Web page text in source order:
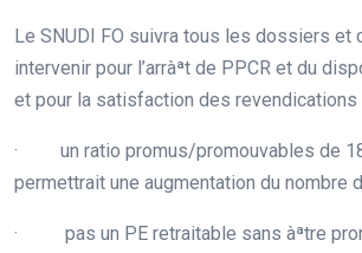
Le SNUDI FO suivra tous les dossiers et
intervenir pour l’arràªt de PPCR et du
et pour la satisfaction des
· un ratio promus/promouvables de
permettrait une augmentation du nombre
· pas un PE retraitable sans àªtre